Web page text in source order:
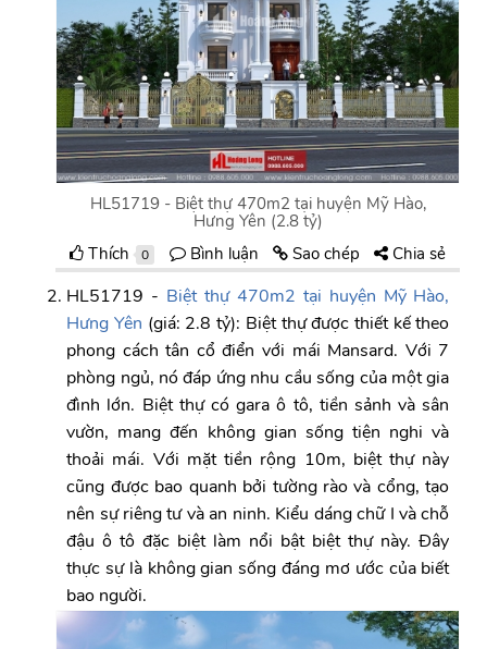
HL51719 - Biệt thự 470m2 tại huyện Mỹ Hào,
Hưng Yên (2.8 tỷ)
Thích 0 Bình luận Sao chép Chia sẻ
HL51719 - Biệt thự 470m2 tại huyện Mỹ Hào,
Hưng Yên (giá: 2.8 tỷ): Biệt thự được thiết kế theo
phong cách tân cổ điển với mái Mansard. Với 7
phòng ngủ, nó đáp ứng nhu cầu sống của một gia
đình lớn. Biệt thự có gara ô tô, tiền sảnh và sân
vườn, mang đến không gian sống tiện nghi và
thoải mái. Với mặt tiền rộng 10m, biệt thự này
cũng được bao quanh bởi tường rào và cổng, tạo
nên sự riêng tư và an ninh. Kiểu dáng chữ I và chỗ
đậu ô tô đặc biệt làm nổi bật biệt thự này. Đây
thực sự là không gian sống đáng mơ ước của biết
bao người.